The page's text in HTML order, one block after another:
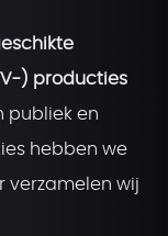
) producties
publiek en
hebben we
verzamelen wij